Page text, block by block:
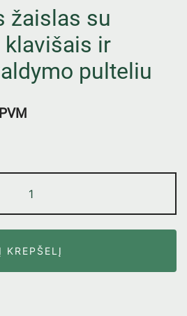
žaislas su
ir
pulteliu
Į KREPŠELĮ